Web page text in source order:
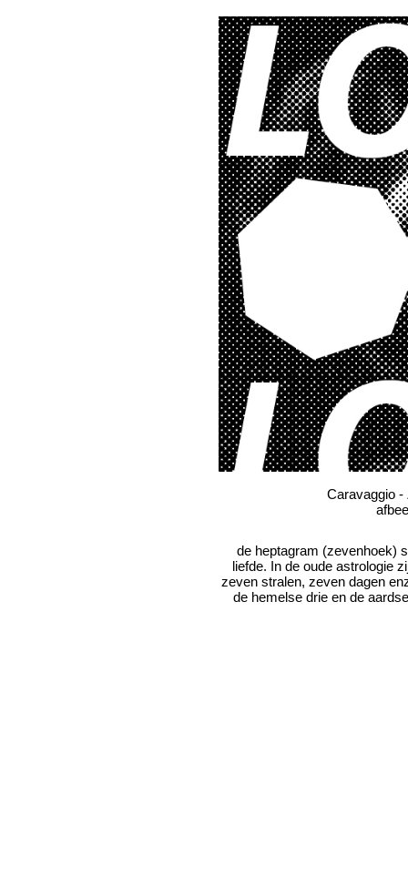
Caravaggio -
de heptagram (zevenhoek)
liefde. In de oude astrologie
zeven stralen, zeven dagen
de hemelse drie en de